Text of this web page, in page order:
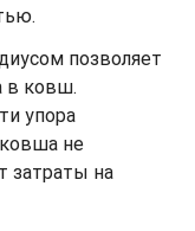
позволяет
в ковш.
упора
ковша не
затраты на